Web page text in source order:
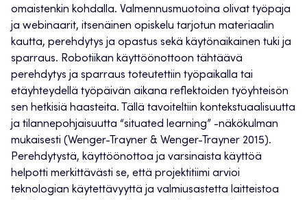
omaistenkin kohdalla. Valmennusmuotoina olivat työpaja
ja webinaarit, itsenäinen opiskelu tarjotun materiaalin
kautta, perehdytys ja opastus sekä käytönaikainen tuki ja
sparraus. Robotiikan käyttöönottoon tähtäävä
perehdytys ja sparraus toteutettiin työpaikalla tai
etäyhteydellä työpäivän aikana reflektoiden työyhteisön
sen hetkisiä haasteita. Tällä tavoiteltiin kontekstuaalisuutta
ja tilannepohjaisuutta “situated learning” -näkökulman
mukaisesti (Wenger-Trayner & Wenger-Trayner 2015).
Perehdytystä, käyttöönottoa ja varsinaista käyttöä
helpotti merkittävästi se, että projektitiimi arvioi
teknologian käytettävyyttä ja valmiusastetta laitteistoa